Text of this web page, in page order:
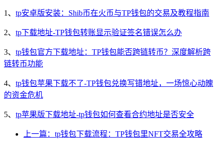
1、 tp安卓版安装：Shib币在火币与TP钱包的交易及教程指南
2、 tp下载地址-TP钱包转账显示验证签名错误怎么办
3、 tp钱包官方下载地址：TP钱包能否跨链转币？深度解析跨
链转币功能
4、 tp钱包苹果下载不了-TP钱包兑换写错地址，一场惊心动魄
的资金危机
5、 tp苹果版下载地址-tp钱包如何查看合约地址是否安全
上一篇：tp钱包下载流程：TP钱包里NFT交易全攻略